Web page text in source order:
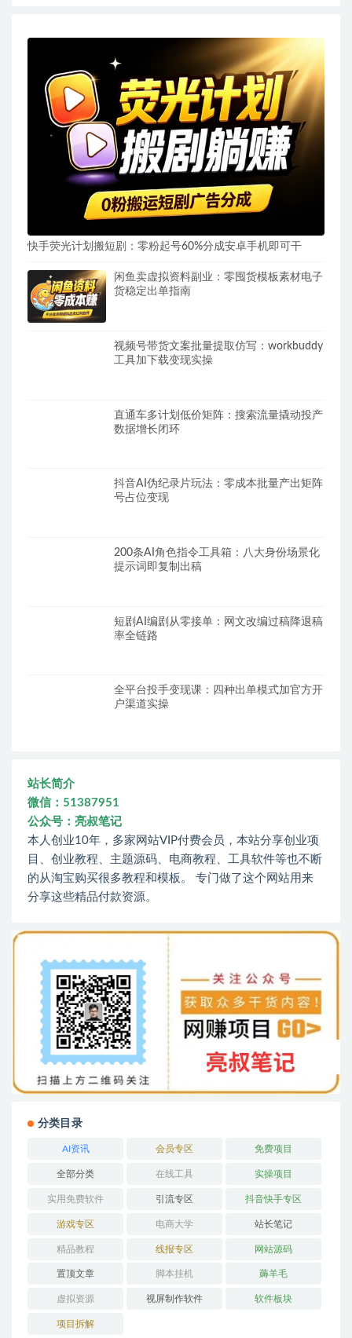
快手荧光计划搬短剧：零粉起号60%分成安卓手机即可干
闲鱼卖虚拟资料副业：零囤货模板素材电子
货稳定出单指南
视频号带货文案批量提取仿写：workbuddy
工具加下载变现实操
直通车多计划低价矩阵：搜索流量撬动投产
数据增长闭环
抖音AI伪纪录片玩法：零成本批量产出矩阵
号占位变现
200条AI角色指令工具箱：八大身份场景化
提示词即复制出稿
短剧AI编剧从零接单：网文改编过稿降退稿
率全链路
全平台投手变现课：四种出单模式加官方开
户渠道实操
站长简介
微信：51387951
公众号：亮叔笔记
本人创业10年，多家网站VIP付费会员，本站分享创业项
目、创业教程、主题源码、电商教程、工具软件等也不断
的从淘宝购买很多教程和模板。 专门做了这个网站用来
分享这些精品付款资源。
分类目录
AI资讯 会员专区 免费项目
全部分类 在线工具 实操项目
实用免费软件 引流专区 抖音快手专区
游戏专区 电商大学 站长笔记
精品教程 线报专区 网站源码
置顶文章 脚本挂机 薅羊毛
虚拟资源 视屏制作软件 软件板块
项目拆解